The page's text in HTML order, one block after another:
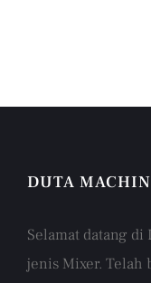
DUTA
Selamat datang
jenis Mixer. Telah